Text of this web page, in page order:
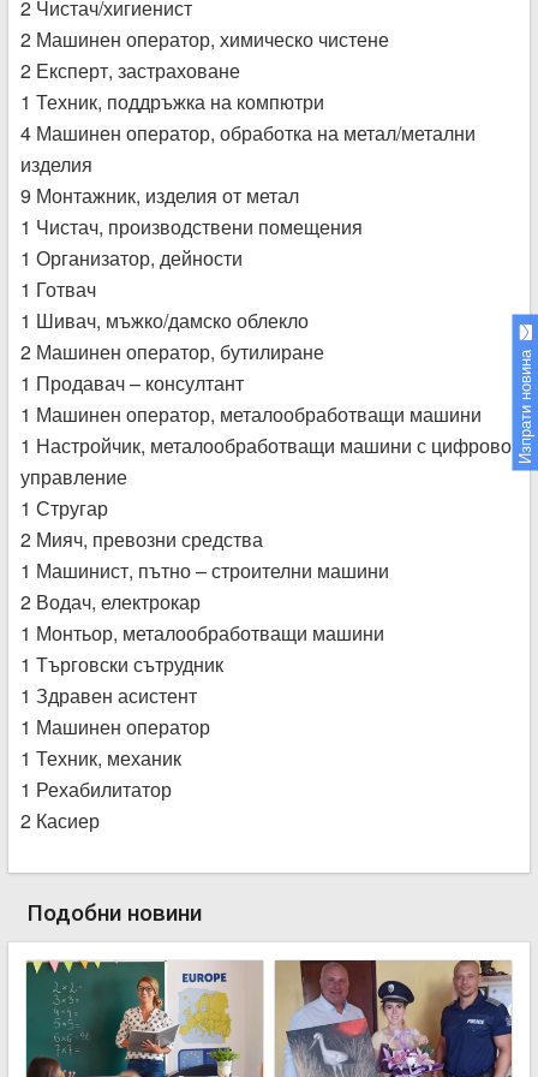
2 Чистач/хигиенист
2 Машинен оператор, химическо чистене
2 Експерт, застраховане
1 Техник, поддръжка на компютри
4 Машинен оператор, обработка на метал/метални
изделия
9 Монтажник, изделия от метал
1 Чистач, производствени помещения
1 Организатор, дейности
1 Готвач
1 Шивач, мъжко/дамско облекло
2 Машинен оператор, бутилиране
1 Продавач – консултант
1 Машинен оператор, металообработващи машини
1 Настройчик, металообработващи машини с цифрово
управление
1 Стругар
2 Мияч, превозни средства
1 Машинист, пътно – строителни машини
2 Водач, електрокар
1 Монтьор, металообработващи машини
1 Търговски сътрудник
1 Здравен асистент
1 Машинен оператор
1 Техник, механик
1 Рехабилитатор
2 Касиер
Подобни новини
Изпрати новина